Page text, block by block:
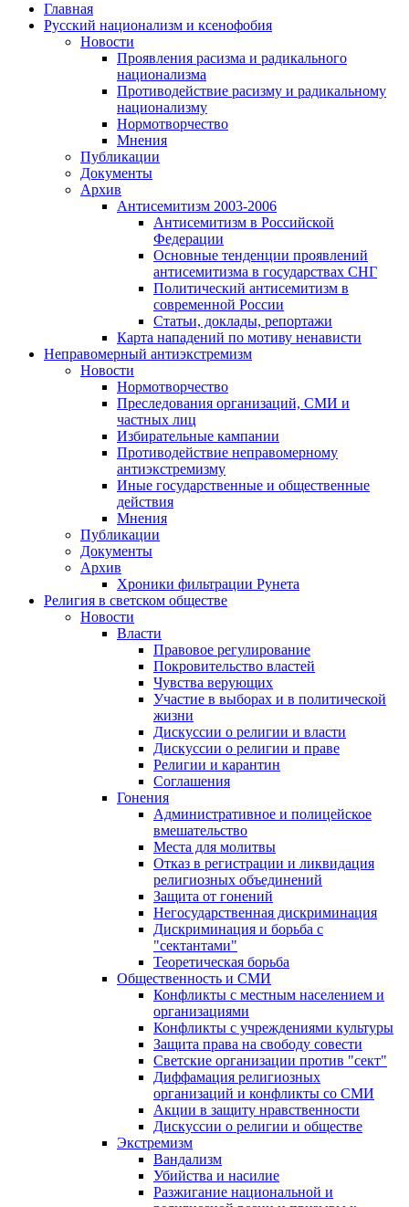
Главная
Русский национализм и ксенофобия
Новости
Проявления расизма и радикального
национализма
Противодействие расизму и радикальному
национализму
Нормотворчество
Мнения
Публикации
Документы
Архив
Антисемитизм 2003-2006
Антисемитизм в Российской
Федерации
Основные тенденции проявлений
антисемитизма в государствах СНГ
Политический антисемитизм в
современной России
Статьи, доклады, репортажи
Карта нападений по мотиву ненависти
Неправомерный антиэкстремизм
Новости
Нормотворчество
Преследования организаций, СМИ и
частных лиц
Избирательные кампании
Противодействие неправомерному
антиэкстремизму
Иные государственные и общественные
действия
Мнения
Публикации
Документы
Архив
Хроники фильтрации Рунета
Религия в светском обществе
Новости
Власти
Правовое регулирование
Покровительство властей
Чувства верующих
Участие в выборах и в политической
жизни
Дискуссии о религии и власти
Дискуссии о религии и праве
Религии и карантин
Соглашения
Гонения
Административное и полицейское
вмешательство
Места для молитвы
Отказ в регистрации и ликвидация
религиозных объединений
Защита от гонений
Негосударственная дискриминация
Дискриминация и борьба с
"сектантами"
Теоретическая борьба
Общественность и СМИ
Конфликты с местным населением и
организациями
Конфликты с учреждениями культуры
Защита права на свободу совести
Светские организации против "сект"
Диффамация религиозных
организаций и конфликты со СМИ
Акции в защиту нравственности
Дискуссии о религии и обществе
Экстремизм
Вандализм
Убийства и насилие
Разжигание национальной и